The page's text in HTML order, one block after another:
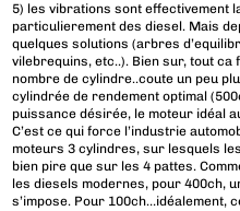
5) les vibrations sont effectivement
particulierement des diesel. Mais
quelques solutions (arbres
vilebrequins, etc..). Bien sur, tout ca
nombre de cylindre..coute un peu
cylindrée de rendement optimal
puissance désirée, le moteur idéal
C’est ce qui force l’industrie
moteurs 3 cylindres, sur lesquels
bien pire que sur les 4 pattes.
les diesels modernes, pour 400ch,
s’impose. Pour 100ch…idéalement,